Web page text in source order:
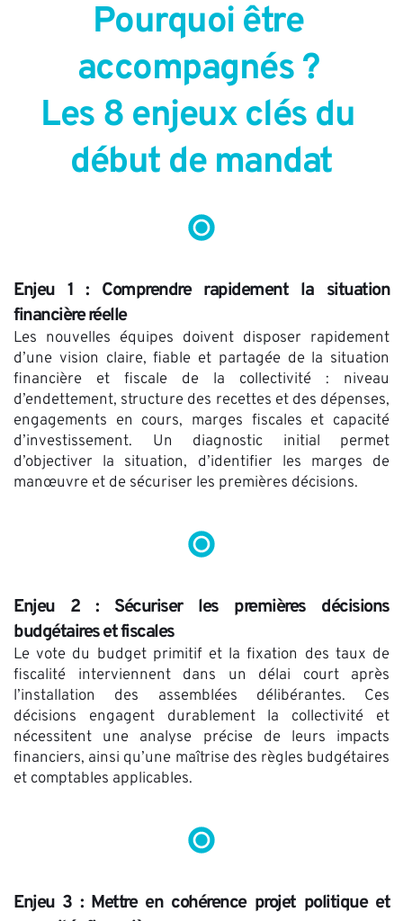
Pourquoi être
accompagnés ?
Les 8 enjeux clés du
début de mandat
Enjeu 1 : Comprendre rapidement la situation
financière réelle
Les nouvelles équipes doivent disposer rapidement
d’une vision claire, fiable et partagée de la situation
financière et fiscale de la collectivité : niveau
d’endettement, structure des recettes et des dépenses,
engagements en cours, marges fiscales et capacité
d’investissement. Un diagnostic initial permet
d’objectiver la situation, d’identifier les marges de
manœuvre et de sécuriser les premières décisions.
Enjeu 2 : Sécuriser les premières décisions
budgétaires et fiscales
Le vote du budget primitif et la fixation des taux de
fiscalité interviennent dans un délai court après
l’installation des assemblées délibérantes. Ces
décisions engagent durablement la collectivité et
nécessitent une analyse précise de leurs impacts
financiers, ainsi qu’une maîtrise des règles budgétaires
et comptables applicables.
Enjeu 3 : Mettre en cohérence projet politique et